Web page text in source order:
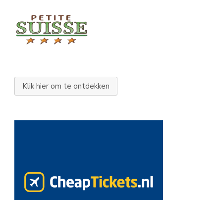
Klik hier om te ontdekken